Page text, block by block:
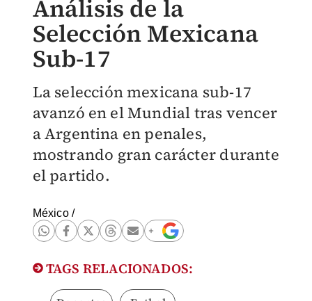
Análisis de la
Selección Mexicana
Sub-17
La selección mexicana sub-17
avanzó en el Mundial tras vencer
a Argentina en penales,
mostrando gran carácter durante
el partido.
México/
TAGS RELACIONADOS: